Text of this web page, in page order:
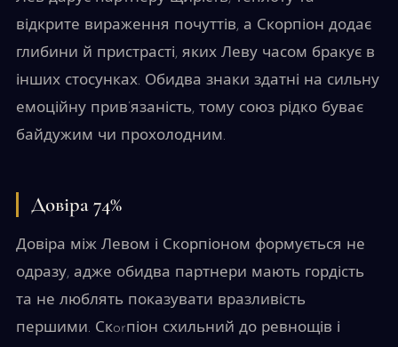
відкрите вираження почуттів, а Скорпіон додає
глибини й пристрасті, яких Леву часом бракує в
інших стосунках. Обидва знаки здатні на сильну
емоційну прив’язаність, тому союз рідко буває
байдужим чи прохолодним.
Довіра 74%
Довіра між Левом і Скорпіоном формується не
одразу, адже обидва партнери мають гордість
та не люблять показувати вразливість
першими. Скorпіон схильний до ревнощів і